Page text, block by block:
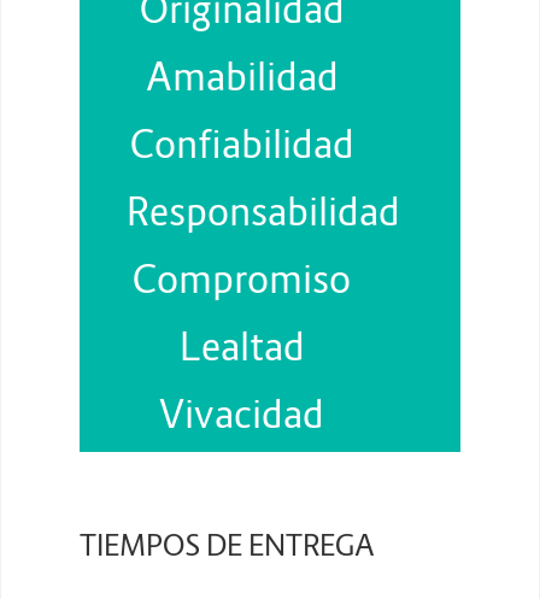
Originalidad
Amabilidad
Confiabilidad
Responsabilidad
Compromiso
Lealtad
Vivacidad
TIEMPOS DE ENTREGA